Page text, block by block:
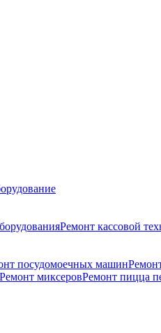
Ремонт кассовой
посудомоечных машин
Ремонт миксеровРемонт пицца